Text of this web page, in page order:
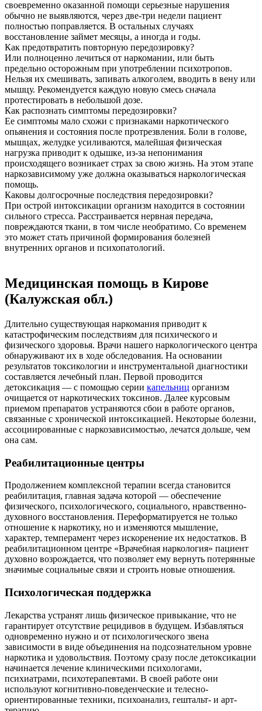
своевременно оказанной помощи серьезные нарушения
обычно не выявляются, через две-три недели пациент
полностью поправляется. В остальных случаях
восстановление займет месяцы, а иногда и годы.
Как предотвратить повторную передозировку?
Или полноценно лечиться от наркомании, или быть
предельно осторожным при употреблении психотропов.
Нельзя их смешивать, запивать алкоголем, вводить в вену или
мышцу. Рекомендуется каждую новую смесь сначала
протестировать в небольшой дозе.
Как распознать симптомы передозировки?
Ее симптомы мало схожи с признаками наркотического
опьянения и состояния после протрезвления. Боли в голове,
мышцах, желудке усиливаются, малейшая физическая
нагрузка приводит к одышке, из-за непонимания
происходящего возникает страх за свою жизнь. На этом этапе
наркозависимому уже должна оказываться наркологическая
помощь.
Каковы долгосрочные последствия передозировки?
При острой интоксикации организм находится в состоянии
сильного стресса. Расстраивается нервная передача,
повреждаются ткани, в том числе необратимо. Со временем
это может стать причиной формирования болезней
внутренних органов и психопатологий.
Медицинская помощь в Кирове
(Калужская обл.)
Длительно существующая наркомания приводит к
катастрофическим последствиям для психического и
физического здоровья. Врачи нашего наркологического центра
обнаруживают их в ходе обследования. На основании
результатов токсикологии и инструментальной диагностики
составляется лечебный план. Первой проводится
детоксикация — с помощью серии капельниц организм
очищается от наркотических токсинов. Далее курсовым
приемом препаратов устраняются сбои в работе органов,
связанные с хронической интоксикацией. Некоторые болезни,
ассоциированные с наркозависимостью, лечатся дольше, чем
она сам.
Реабилитационные центры
Продолжением комплексной терапии всегда становится
реабилитация, главная задача которой — обеспечение
физического, психологического, социального, нравственно-
духовного восстановления. Переформатируется не только
отношение к наркотику, но и изменяются мышление,
характер, темперамент через искоренение их недостатков. В
реабилитационном центре «Врачебная наркология» пациент
духовно возрождается, что позволяет ему вернуть потерянные
значимые социальные связи и строить новые отношения.
Психологическая поддержка
Лекарства устранят лишь физическое привыкание, что не
гарантирует отсутствие рецидивов в будущем. Избавляться
одновременно нужно и от психологического звена
зависимости в виде объединения на подсознательном уровне
наркотика и удовольствия. Поэтому сразу после детоксикации
начинается лечение клиническими психологами,
психиатрами, психотерапевтами. В своей работе они
используют когнитивно-поведенческие и телесно-
ориентированные техники, психоанализ, гештальт- и арт-